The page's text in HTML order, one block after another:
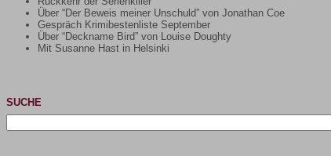
Über “Der Beweis meiner Unschuld” von Jonathan Coe
Gespräch Krimibestenliste September
Über “Deckname Bird” von Louise Doughty
Mit Susanne Hast in Helsinki
SUCHE
Suchen
nach: